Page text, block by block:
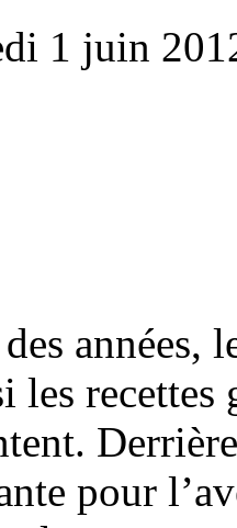
1 juin
années,
les
pour